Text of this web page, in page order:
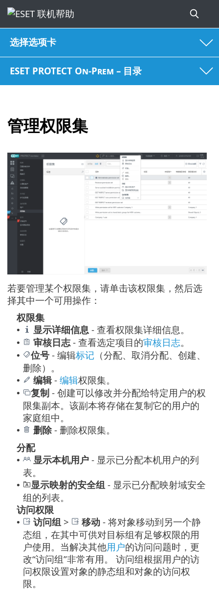
选择选项卡
ESET PROTECT On-Prem – 目录
管理权限集
若要管理某个权限集，请单击该权限集，然后选
择其中一个可用操作：
权限集
• 显示详细信息 - 查看权限集详细信息。
• 审核日志- 查看选定项目的审核日志。
• 位号 - 编辑标记 （分配、取消分配、创建、
删除）。
• 编辑- 编辑权限集。
• 复制 - 创建可以修改并分配给特定用户的权
限集副本。该副本将存储在复制它的用户的
家庭组中。
• 删除 - 删除权限集。
分配
• 显示本机用户 - 显示已分配本机用户的列
表。
• 显示映射的安全组 - 显示已分配映射域安全
组的列表。
访问权限
• 访问组 > 移动 - 将对象移动到另一个静
态组，在其中可供对目标组有足够权限的用
户使用。当解决其他用户的访问问题时，更
改“访问组”非常有用。 访问组根据用户的访
问权限设置对象的静态组和对象的访问权
限。